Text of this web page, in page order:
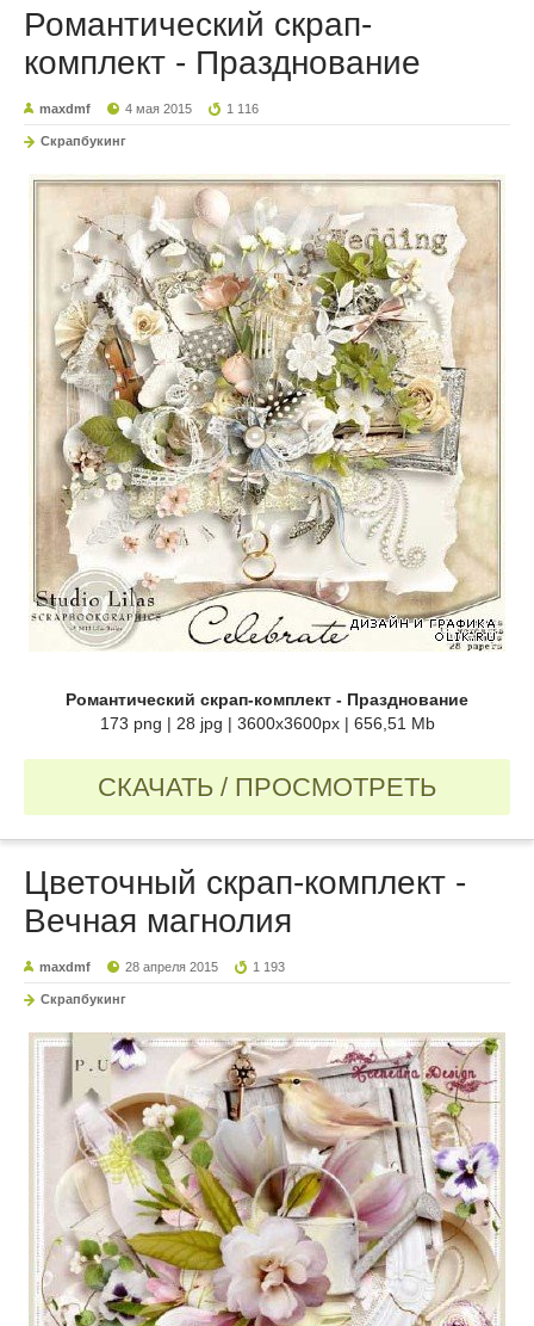
Романтический скрап-
комплект - Празднование
maxdmf 4 мая 2015 1 116
Скрапбукинг
Романтический скрап-комплект - Празднование
173 png | 28 jpg | 3600x3600px | 656,51 Mb
СКАЧАТЬ / ПРОСМОТРЕТЬ
Цветочный скрап-комплект -
Вечная магнолия
maxdmf 28 апреля 2015 1 193
Скрапбукинг